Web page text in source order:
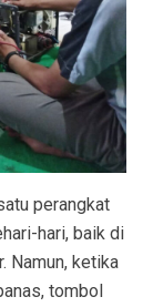
perangkat
hari, baik di
Namun, ketika
tombol